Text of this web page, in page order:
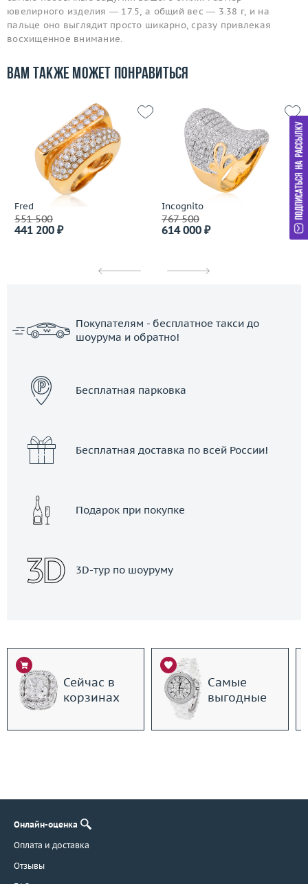
ювелирного изделия — 17.5, а общий вес — 3.38 г, и на
пальце оно выглядит просто шикарно, сразу привлекая
восхищенное внимание.
Вам также может понравиться
Fred
551 500
441 200 ₽
Incognito
767 500
614 000 ₽
Покупателям - бесплатное такси до
шоурума и обратно!
Бесплатная парковка
Бесплатная доставка по всей России!
Подарок при покупке
3D-тур по шоуруму
Сейчас в
корзинах
Самые
выгодные
Онлайн-оценка
Оплата и доставка
Отзывы